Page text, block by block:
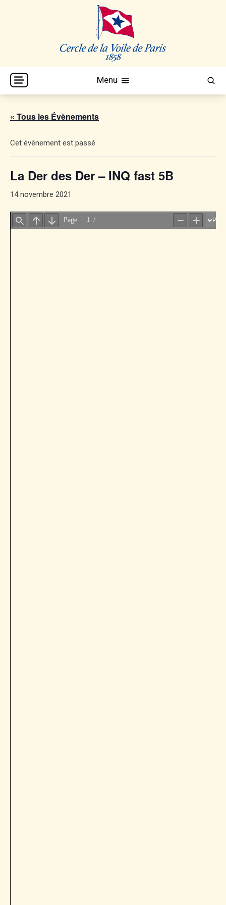
CVP
Cercle de la Voile de Paris
Menu
« Tous les Évènements
Cet évènement est passé.
La Der des Der – INQ fast 5B
14 novembre 2021